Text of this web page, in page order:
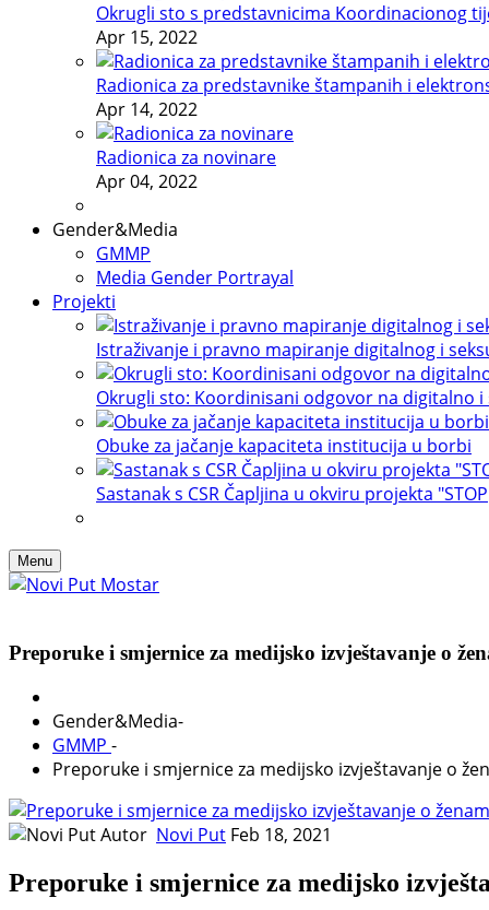
Okrugli sto s predstavnicima Koordinacionog
Apr 15, 2022
Radionica za predstavnike štampanih i
Apr 14, 2022
Radionica za novinare
Apr 04, 2022
Gender&Media
GMMP
Media Gender Portrayal
Projekti
Istraživanje i pravno mapiranje digitalnog i
Okrugli sto: Koordinisani odgovor na digitalno i
Obuke za jačanje kapaciteta institucija u borbi
Sastanak s CSR Čapljina u okviru projekta "STOP
Menu
Preporuke i smjernice za medijsko izvještavanje o
Gender&Media-
GMMP -
Preporuke i smjernice za medijsko izvještavanje o
Autor Novi Put Feb 18, 2021
Preporuke i smjernice za medijsko